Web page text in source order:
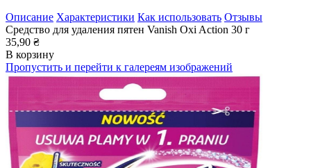
Описание Характеристики Как использовать Отзывы
Средство для удаления пятен Vanish Oxi Action 30 г
35,90 ₴
В корзину
Пропустить и перейти к галереям изображений